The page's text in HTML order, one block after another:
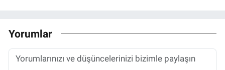
Yorumlar